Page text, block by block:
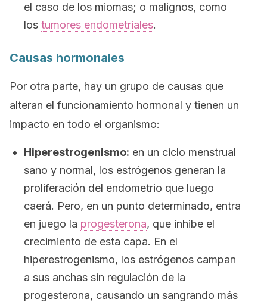
el caso de los miomas; o malignos, como
los tumores endometriales.
Causas hormonales
Por otra parte, hay un grupo de causas que
alteran el funcionamiento hormonal y tienen un
impacto en todo el organismo:
Hiperestrogenismo: en un ciclo menstrual
sano y normal, los estrógenos generan la
proliferación del endometrio que luego
caerá. Pero, en un punto determinado, entra
en juego la progesterona, que inhibe el
crecimiento de esta capa. En el
hiperestrogenismo, los estrógenos campan
a sus anchas sin regulación de la
progesterona, causando un sangrando más